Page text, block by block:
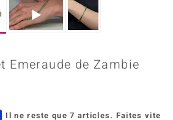
Emeraude de Zambie
Il ne reste que 7 articles. Faites vite